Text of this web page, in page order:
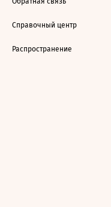
Справочный центр
Распространение